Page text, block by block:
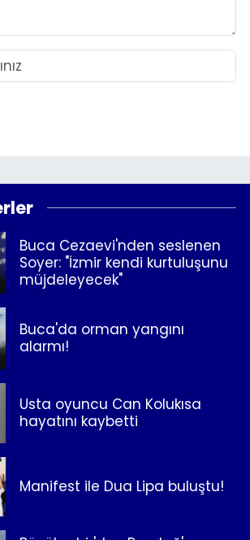
Buca Cezaevi'nden seslenen
Soyer: "İzmir kendi kurtuluşunu
müjdeleyecek"
Buca'da orman yangını
alarmı!
Usta oyuncu Can Kolukısa
hayatını kaybetti
Manifest ile Dua Lipa buluştu!